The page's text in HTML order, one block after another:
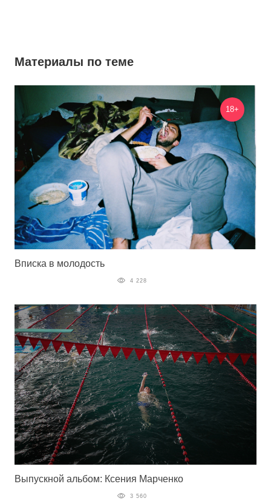
Материалы по теме
18+
Вписка в молодость
4 228
Выпускной альбом: Ксения Марченко
3 560